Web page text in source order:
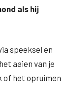
als hij
speeksel en
aaien van je
of het opruimen